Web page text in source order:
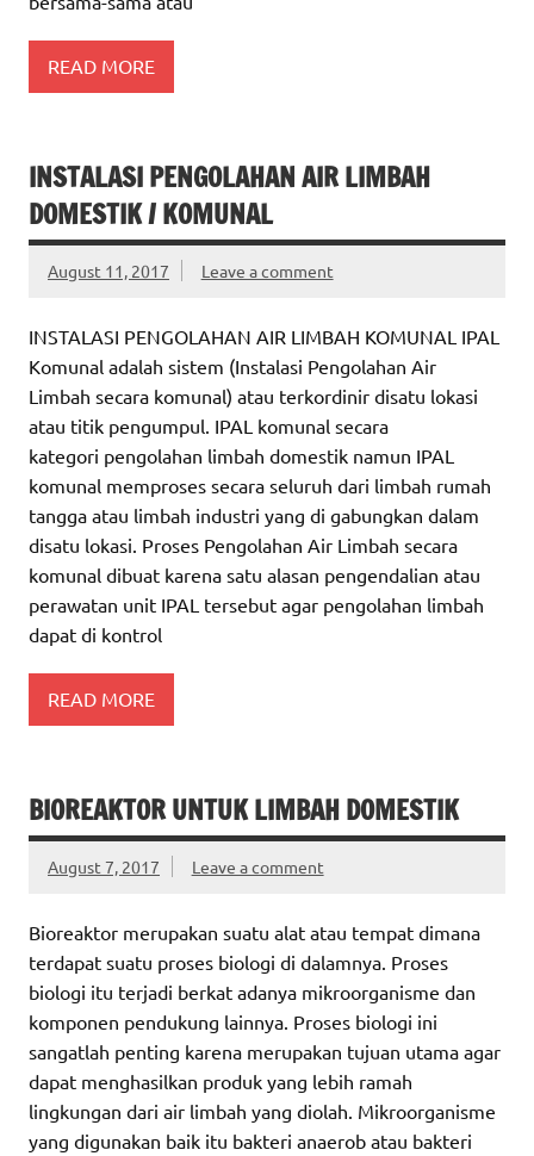
READ MORE
INSTALASI PENGOLAHAN AIR LIMBAH
DOMESTIK / KOMUNAL
August 11, 2017 Leave a comment
INSTALASI PENGOLAHAN AIR LIMBAH KOMUNAL IPAL
Komunal adalah sistem (Instalasi Pengolahan Air
Limbah secara komunal) atau terkordinir disatu lokasi
atau titik pengumpul. IPAL komunal secara
kategori pengolahan limbah domestik namun IPAL
komunal memproses secara seluruh dari limbah rumah
tangga atau limbah industri yang di gabungkan dalam
disatu lokasi. Proses Pengolahan Air Limbah secara
komunal dibuat karena satu alasan pengendalian atau
perawatan unit IPAL tersebut agar pengolahan limbah
dapat di kontrol
READ MORE
BIOREAKTOR UNTUK LIMBAH DOMESTIK
August 7, 2017 Leave a comment
Bioreaktor merupakan suatu alat atau tempat dimana
terdapat suatu proses biologi di dalamnya. Proses
biologi itu terjadi berkat adanya mikroorganisme dan
komponen pendukung lainnya. Proses biologi ini
sangatlah penting karena merupakan tujuan utama agar
dapat menghasilkan produk yang lebih ramah
lingkungan dari air limbah yang diolah. Mikroorganisme
yang digunakan baik itu bakteri anaerob atau bakteri